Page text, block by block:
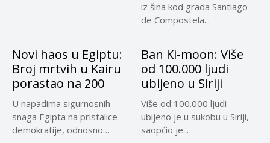
iz šina kod grada Santiago
de Compostela...
Novi haos u Egiptu:
Broj mrtvih u Kairu
porastao na 200
U napadima sigurnosnih
snaga Egipta na pristalice
demokratije, odnosno
Ban Ki-moon: Više
od 100.000 ljudi
ubijeno u Siriji
Više od 100.000 ljudi
ubijeno je u sukobu u Siriji,
saopćio je...